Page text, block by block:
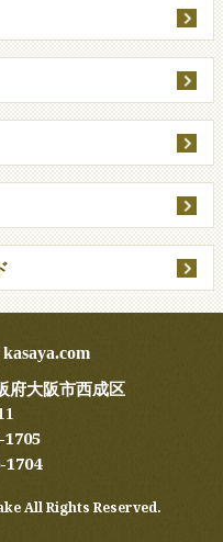
府大阪市西成区
1705
1704
All Rights Reserved.